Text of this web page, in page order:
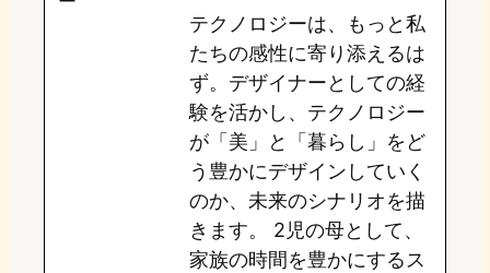
d
o
n
k
y
o
o
a
テクノロジーは、もっと私
たちの感性に寄り添えるは
ず。デザイナーとしての経
験を活かし、テクノロジー
が「美」と「暮らし」をど
う豊かにデザインしていく
のか、未来のシナリオを描
きます。 2児の母として、
家族の時間を豊かにするス